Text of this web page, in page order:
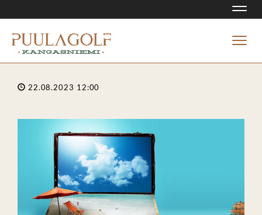
22.08.2023 12:00